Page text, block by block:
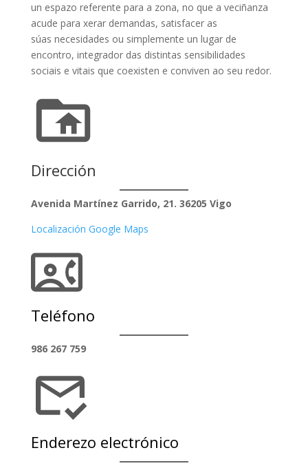
un espazo referente para a zona, no que a veciñanza
acude para xerar demandas, satisfacer as
súas necesidades ou simplemente un lugar de
encontro, integrador das distintas sensibilidades
sociais e vitais que coexisten e conviven ao seu redor.
Dirección
Avenida Martínez Garrido, 21. 36205 Vigo
Localización Google Maps
Teléfono
986 267 759
Enderezo electrónico